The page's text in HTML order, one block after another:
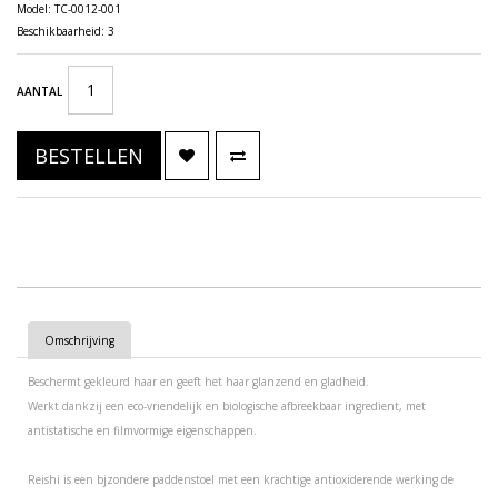
Model: TC-0012-001
Beschikbaarheid: 3
AANTAL
BESTELLEN
Omschrijving
Beschermt gekleurd haar en geeft het haar glanzend en gladheid.
Werkt dankzij een eco-vriendelijk en biologische afbreekbaar ingredient, met
antistatische en filmvormige eigenschappen.
Reishi is een bjzondere paddenstoel met een krachtige antioxiderende werking de